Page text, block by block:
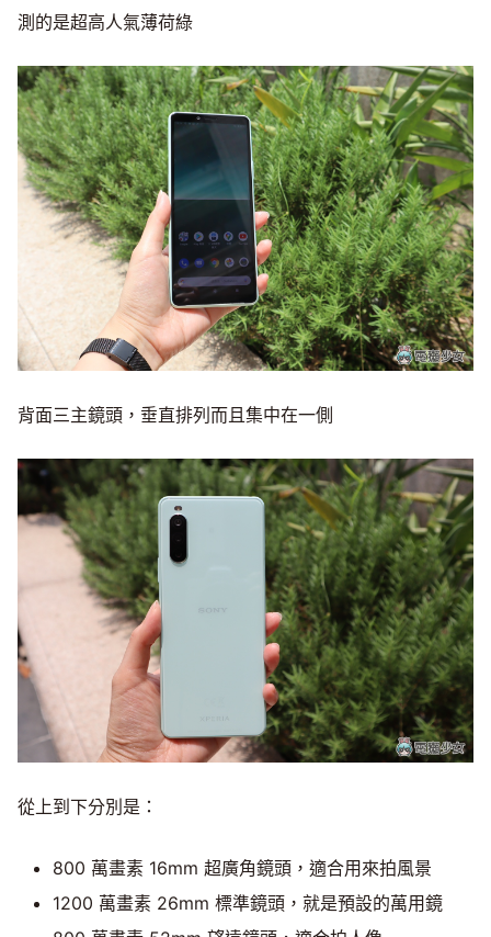
測的是超高人氣薄荷綠
背面三主鏡頭，垂直排列而且集中在一側
從上到下分別是：
800 萬畫素 16mm 超廣角鏡頭，適合用來拍風景
1200 萬畫素 26mm 標準鏡頭，就是預設的萬用鏡